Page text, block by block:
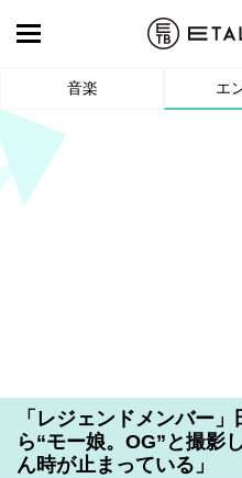
音楽 エ
「レジェンドメンバー
ら“モー娘。OG”と撮影
ん時が止まっている」